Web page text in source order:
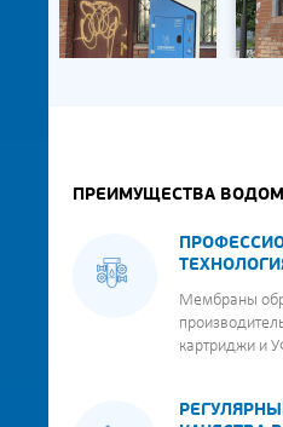
ПРЕИМУЩЕСТВА
Мембраны
картриджи и